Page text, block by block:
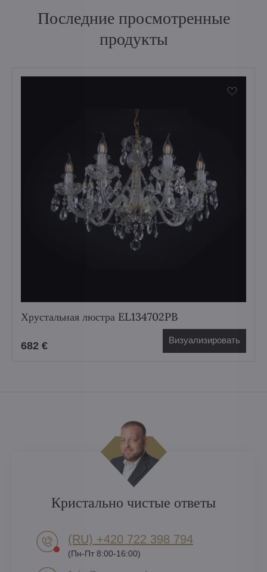
Последние просмотренные
продукты
Хрустальная люстра EL134702PB
682 € Визуализировать
Кристально чистые ответы
(RU) +420 722 398 794​
(Пн-Пт 8:00-16:00)